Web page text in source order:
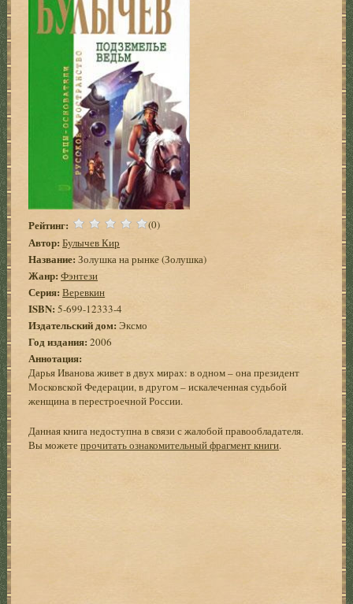
Рейтинг: (0)
Автор: Булычев Кир
Название: Золушка на рынке (Золушка)
Жанр: Фэнтези
Серия: Веревкин
ISBN: 5-699-12333-4
Издательский дом: Эксмо
Год издания: 2006
Аннотация:
Дарья Иванова живет в двух мирах: в одном – она президент
Московской Федерации, в другом – искалеченная судьбой
женщина в перестроечной России.
Данная книга недоступна в связи с жалобой правообладателя.
Вы можетепрочитать ознакомительный фрагмент книги.